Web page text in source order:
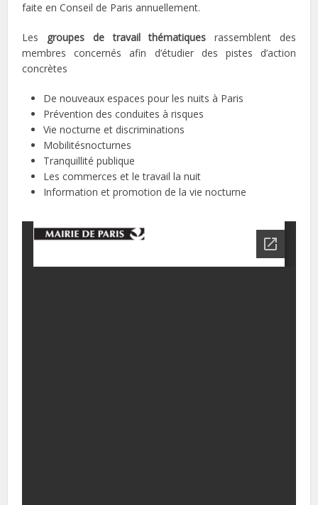
faite en Conseil de Paris annuellement.
Les groupes de travail thématiques rassemblent des
membres concernés afin d’étudier des pistes d’action
concrètes
De nouveaux espaces pour les nuits à Paris
Prévention des conduites à risques
Vie nocturne et discriminations
Mobilitésnocturnes
Tranquillité publique
Les commerces et le travail la nuit
Information et promotion de la vie nocturne